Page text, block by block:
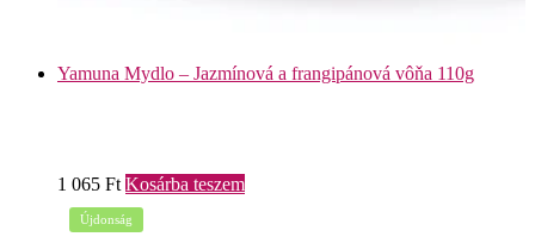
Yamuna Mydlo – Jazmínová a frangipánová vôňa 110g
1 065 Ft Kosárba teszem
Újdonság